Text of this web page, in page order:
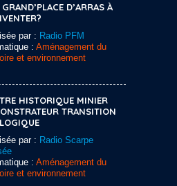
D’ARRAS À
par : Radio PFM
: Aménagement du
et environnement
HISTORIQUE MINIER
TRANSITION
par : Radio Scarpe
: Aménagement du
et environnement